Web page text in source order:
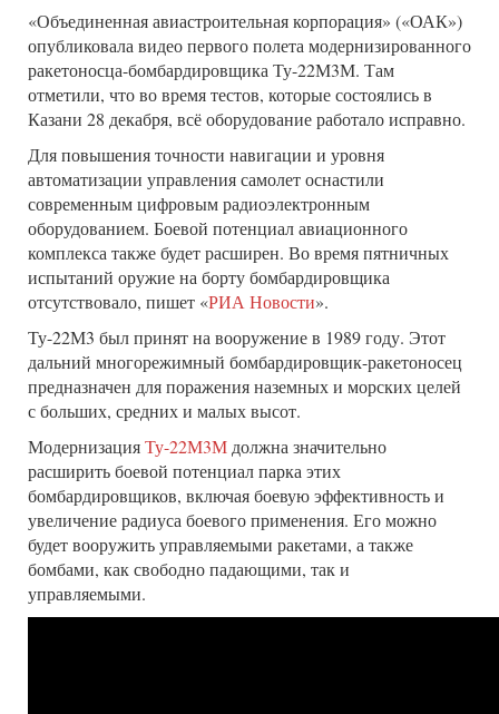
«Объединенная авиастроительная корпорация» («ОАК»)
опубликовала видео первого полета модернизированного
ракетоносца-бомбардировщика Ту-22М3М. Там
отметили, что во время тестов, которые состоялись в
Казани 28 декабря, всё оборудование работало исправно.
Для повышения точности навигации и уровня
автоматизации управления самолет оснастили
современным цифровым радиоэлектронным
оборудованием. Боевой потенциал авиационного
комплекса также будет расширен. Во время пятничных
испытаний оружие на борту бомбардировщика
отсутствовало, пишет «РИА Новости».
Ту-22М3 был принят на вооружение в 1989 году. Этот
дальний многорежимный бомбардировщик-ракетоносец
предназначен для поражения наземных и морских целей
с больших, средних и малых высот.
МодернизацияТу-22М3Мдолжна значительно
расширить боевой потенциал парка этих
бомбардировщиков, включая боевую эффективность и
увеличение радиуса боевого применения. Его можно
будет вооружить управляемыми ракетами, а также
бомбами, как свободно падающими, так и
управляемыми.